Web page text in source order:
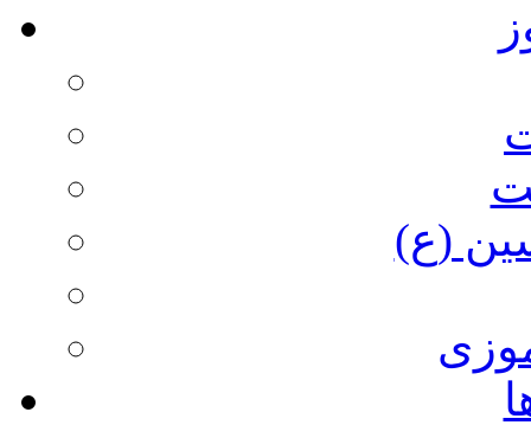
(ع)